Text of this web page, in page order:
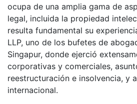
ocupa de una amplia gama de
legal, incluida la propiedad
resulta fundamental su
LLP, uno de los bufetes de
Singapur, donde ejerció
corporativas y comerciales,
reestructuración e insolvencia, y
internacional.